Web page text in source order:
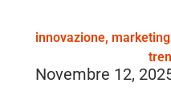
innovazione,
Novembre 12,